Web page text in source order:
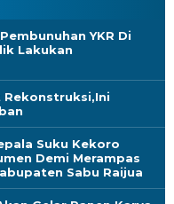
YKR Di
Lakukan
Rekonstruksi,Ini
Suku Kekoro
Demi Merampas
Sabu Raijua